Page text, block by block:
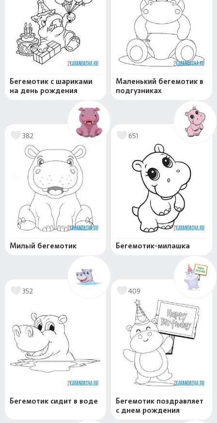
Бегемотик с шариками
на день рождения
Маленький бегемотик в
подгузниках
382
Милый бегемотик
651
Бегемотик-милашка
352
Бегемотик сидит в воде
409
Бегемотик поздравляет
с днем рождения